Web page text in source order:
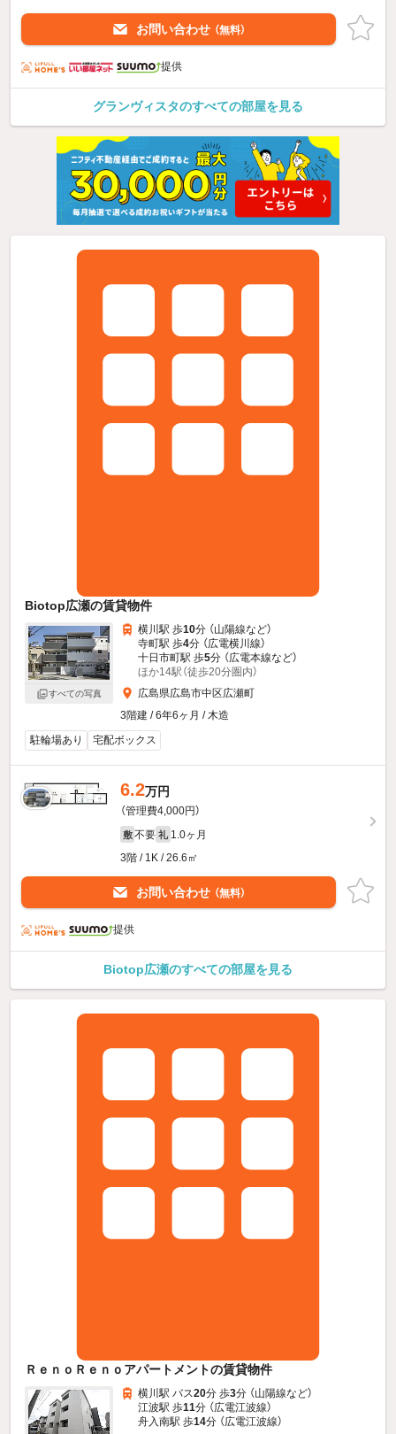
お問い合わせ （無料）
提供
グランヴィスタのすべての部屋を見る
Biotop広瀬の賃貸物件
すべての写真
横川駅 歩10分 （山陽線など）
寺町駅 歩4分 （広電横川線）
十日市町駅 歩5分 （広電本線など）
ほか14駅（徒歩20分圏内）
広島県広島市中区広瀬町
3階建 / 6年6ヶ月 / 木造
駐輪場あり
宅配ボックス
6.2万円
（管理費4,000円）
敷 不要 礼 1.0ヶ月
3階 / 1K / 26.6㎡
お問い合わせ （無料）
提供
Biotop広瀬のすべての部屋を見る
ＲｅｎｏＲｅｎｏアパートメントの賃貸物件
横川駅 バス20分 歩3分 （山陽線など）
江波駅 歩11分 （広電江波線）
舟入南駅 歩14分 （広電江波線）